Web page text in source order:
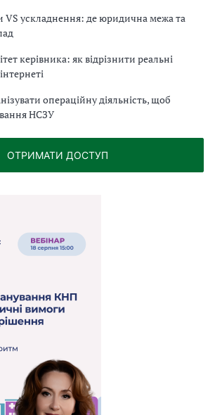
ускладнення: де юридична межа та
керівника: як відрізнити реальні
операційну діяльність, щоб
НСЗУ
ОТРИМАТИ ДОСТУП